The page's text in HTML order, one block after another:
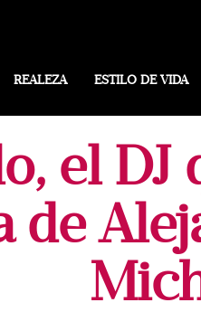
REALEZA ESTILO DE VIDA
el
de